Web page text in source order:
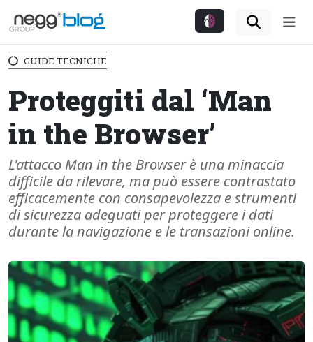
GUIDE TECNICHE
Proteggiti dal ‘Man
in the Browser’
L'attacco Man in the Browser è una minaccia
difficile da rilevare, ma può essere contrastato
efficacemente con consapevolezza e strumenti
di sicurezza adeguati per proteggere i dati
durante la navigazione e le transazioni online.